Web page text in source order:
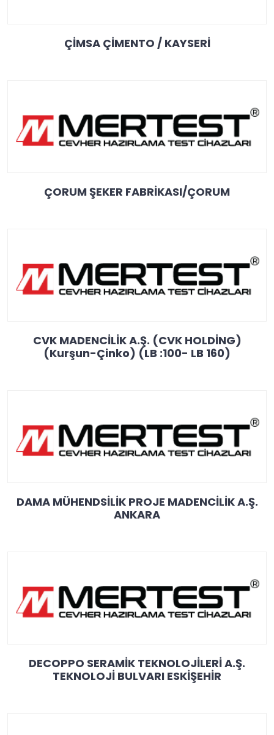
ÇİMSA ÇİMENTO / KAYSERİ
ÇORUM ŞEKER FABRİKASI/ÇORUM
CVK MADENCİLİK A.Ş. (CVK HOLDİNG)
(Kurşun-Çinko) (LB :100- LB 160)
DAMA MÜHENDSİLİK PROJE MADENCİLİK A.Ş.
ANKARA
DECOPPO SERAMİK TEKNOLOJİLERİ A.Ş.
TEKNOLOJİ BULVARI ESKİŞEHİR